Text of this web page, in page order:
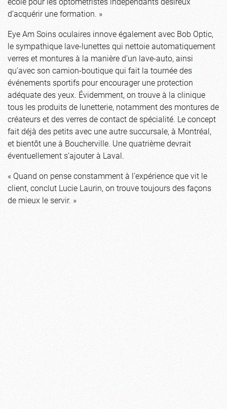
d’acquérir une formation. »
Eye Am Soins oculaires innove également avec Bob Optic,
le sympathique lave-lunettes qui nettoie automatiquement
verres et montures à la manière d’un lave-auto, ainsi
qu’avec son camion-boutique qui fait la tournée des
événements sportifs pour encourager une protection
adéquate des yeux. Évidemment, on trouve à la clinique
tous les produits de lunetterie, notamment des montures de
créateurs et des verres de contact de spécialité. Le concept
fait déjà des petits avec une autre succursale, à Montréal,
et bientôt une à Boucherville. Une quatrième devrait
éventuellement s’ajouter à Laval.
« Quand on pense constamment à l’expérience que vit le
client, conclut Lucie Laurin, on trouve toujours des façons
de mieux le servir. »